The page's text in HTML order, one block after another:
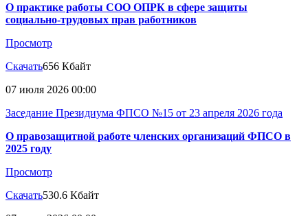
О практике работы СОО ОПРК в сфере защиты
социально-трудовых прав работников
Просмотр
Скачать656 Кбайт
07 июля 2026 00:00
Заседание Президиума ФПСО №15 от 23 апреля 2026 года
О правозащитной работе членских организаций ФПСО в
2025 году
Просмотр
Скачать530.6 Кбайт